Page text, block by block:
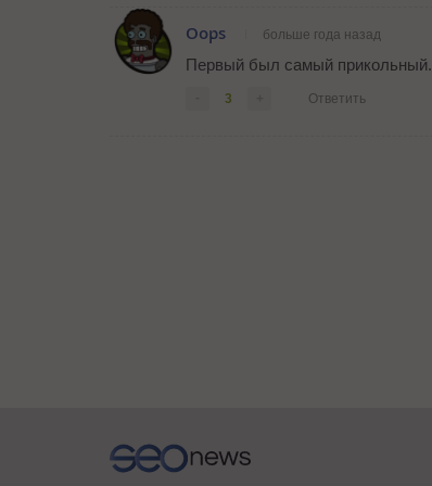
Oops больше года назад
Первый был самый прикольный.
3 Ответить